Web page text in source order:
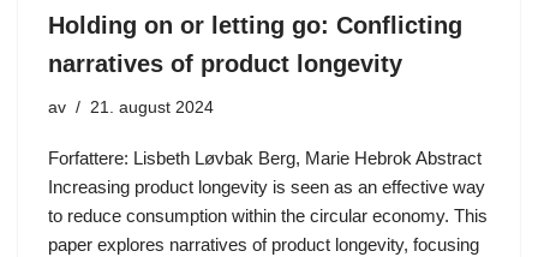
Holding on or letting go: Conflicting
narratives of product longevity
av 21. august 2024
Forfattere: Lisbeth Løvbak Berg, Marie Hebrok Abstract
Increasing product longevity is seen as an effective way
to reduce consumption within the circular economy. This
paper explores narratives of product longevity, focusing